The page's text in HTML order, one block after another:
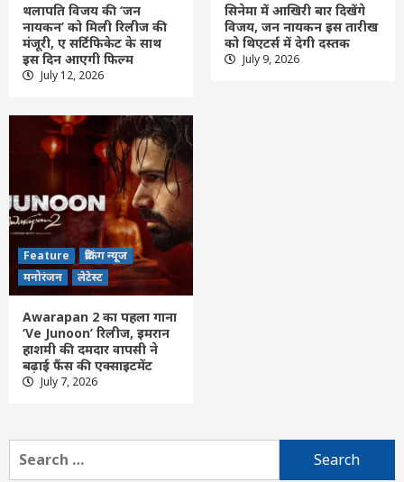
थलापति विजय की ‘जन
नायकन’ को मिली रिलीज की
मंजूरी, ए सर्टिफिकेट के साथ
इस दिन आएगी फिल्म
July 12, 2026
सिनेमा में आखिरी बार दिखेंगे
विजय, जन नायकन इस तारीख
को थिएटर्स में देगी दस्तक
July 9, 2026
Feature
ब्रेकिंग न्यूज
मनोरंजन
लेटेस्ट
Awarapan 2 का पहला गाना
‘Ve Junoon’ रिलीज, इमरान
हाशमी की दमदार वापसी ने
बढ़ाई फैंस की एक्साइटमेंट
July 7, 2026
Search
for:
Feature दिल्ली
‘हर घर तिरंगा 2026’ अभियान देशभर में 9 से 17
4
Feature दिल्ली लेटेस्ट
भारत ने किया अग्नि-4 का सफल परीक्षण, सामरिक
मिसाइल क्षमता को मिली नई मजबूती
Feature छत्तीसगढ़ रायपुर
प्रह्लाद जोशी की दक्षिण अफ्रीका, इंडोनेशिया और
ईरान के मंत्रियों से मुलाकात, शिक्षा सहयोग बढ़ाने
पर जोर
Feature दिल्ली
उदार हृदय वाले सज्जन बिना किसी स्वार्थ या अपेक्षा
के दूसरों का हित करते रहते हैं : पीएम मोदी